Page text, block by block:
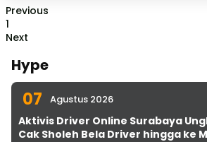
Previous
1
Next
Hype
07 Agustus 2026
Aktivis Driver Online Surabaya
Cak Sholeh Bela Driver hingga ke